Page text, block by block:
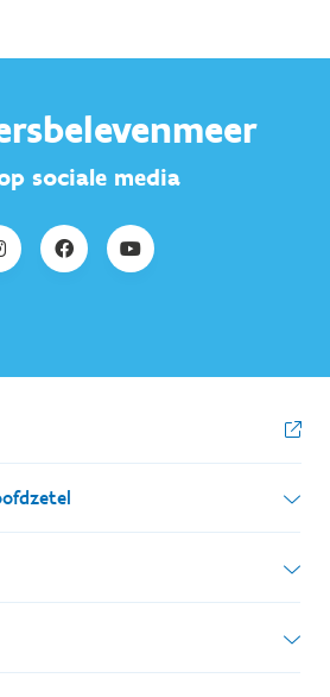
sociale media
BE 0248.142.826